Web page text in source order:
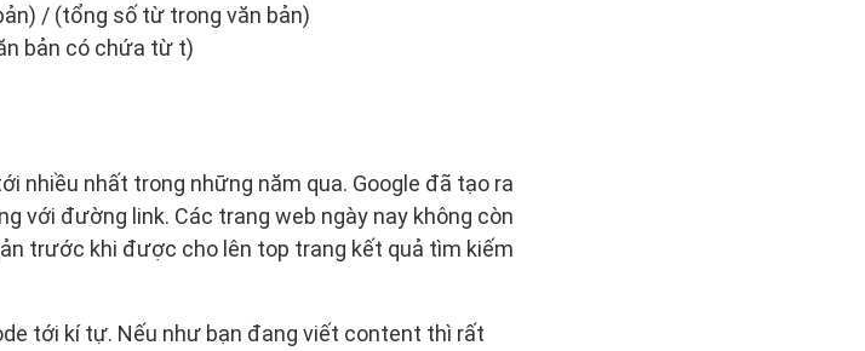
/ (tổng số từ trong văn bản)
bản có chứa từ t)
nhiều nhất trong những năm qua. Google đã tạo ra
với đường link. Các trang web ngày nay không còn
trước khi được cho lên top trang kết quả tìm kiếm
tới kí tự. Nếu như bạn đang viết content thì rất